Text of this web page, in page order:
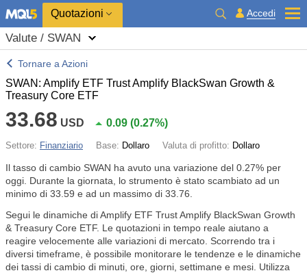
Quotazioni Accedi
Valute / SWAN
Tornare a Azioni
SWAN: Amplify ETF Trust Amplify BlackSwan Growth &
Treasury Core ETF
33.68 USD 0.09 (0.27%)
Settore: Finanziario Base: Dollaro Valuta di profitto: Dollaro
Il tasso di cambio SWAN ha avuto una variazione del 0.27% per
oggi. Durante la giornata, lo strumento è stato scambiato ad un
minimo di 33.59 e ad un massimo di 33.76.
Segui le dinamiche di Amplify ETF Trust Amplify BlackSwan Growth
& Treasury Core ETF. Le quotazioni in tempo reale aiutano a
reagire velocemente alle variazioni di mercato. Scorrendo tra i
diversi timeframe, è possibile monitorare le tendenze e le dinamiche
dei tassi di cambio di minuti, ore, giorni, settimane e mesi. Utilizza